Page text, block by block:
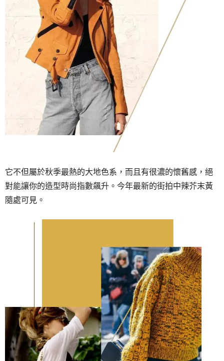
它不但屬於秋季最熱的大地色系，而且有很濃的懷舊感，絕
對能讓你的造型時尚指數飆升。今年最新的街拍中辣芥末黃
隨處可見。